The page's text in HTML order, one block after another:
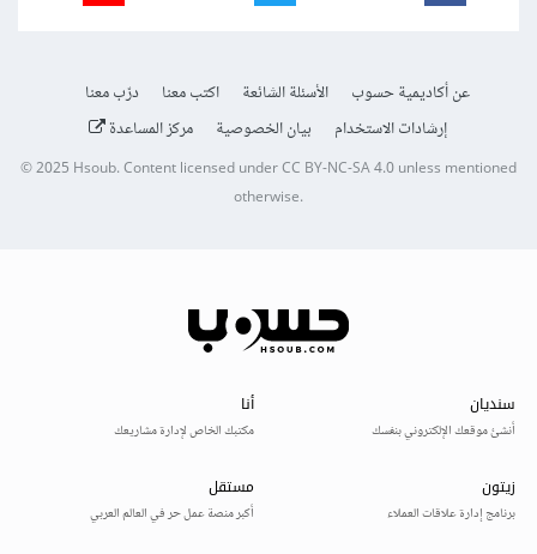
عن أكاديمية حسوب الأسئلة الشائعة اكتب معنا
درّب معنا
إرشادات الاستخدام
بيان الخصوصية مركز المساعدة
© 2025Hsoub.Content licensed underCC BY-NC-SA 4.0unless mentioned
otherwise.